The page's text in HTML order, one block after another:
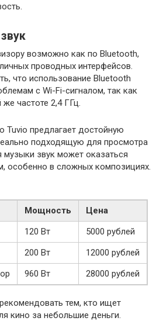
возможно как по Bluetooth,
проводных интерфейсов.
что использование Bluetooth
с Wi-Fi-сигналом, так как
частоте 2,4 ГГц.
Tuvio предлагает достойную
подходящую для просмотра
звук может оказаться
особенно в сложных композициях.
Мощность
Цена
120 Вт
5000 рублей
200 Вт
12000 рублей
960 Вт 28000 рублей
тем, кто ищет
кино за небольшие деньги.